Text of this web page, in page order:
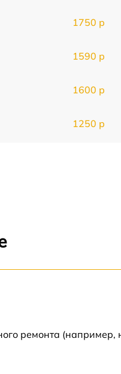
1750 р
1590 р
1600 р
1250 р
ремонта (например,